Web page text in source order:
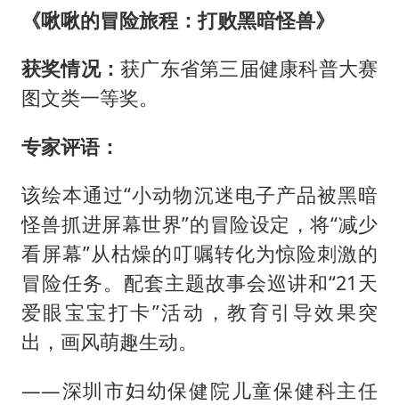
《啾啾的冒险旅程：打败黑暗怪兽》
获奖情况：获广东省第三届健康科普大赛
图文类一等奖。
专家评语：
该绘本通过“小动物沉迷电子产品被黑暗
怪兽抓进屏幕世界”的冒险设定，将“减少
看屏幕”从枯燥的叮嘱转化为惊险刺激的
冒险任务。配套主题故事会巡讲和“21天
爱眼宝宝打卡”活动，教育引导效果突
出，画风萌趣生动。
——深圳市妇幼保健院儿童保健科主任